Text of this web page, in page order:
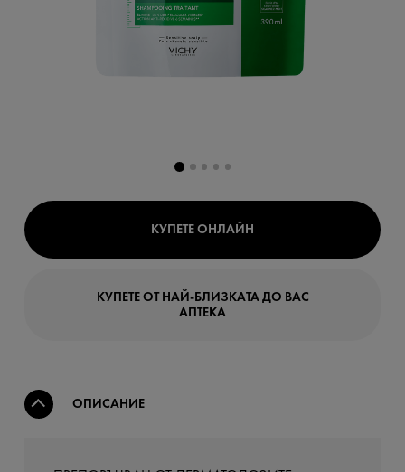
КУПЕТЕ ОНЛАЙН
КУПЕТЕ ОТ НАЙ-БЛИЗКАТА ДО ВАС
АПТЕКА
ОПИСАНИЕ